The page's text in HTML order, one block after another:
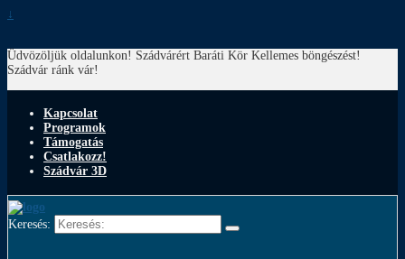
↓
Üdvözöljük oldalunkon! Szádvárért Baráti Kör Kellemes böngészést!
Szádvár ránk vár!
Kapcsolat
Programok
Támogatás
Csatlakozz!
Szádvár 3D
Keresés: